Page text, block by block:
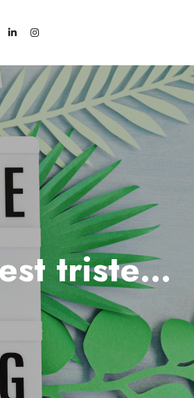
triste…